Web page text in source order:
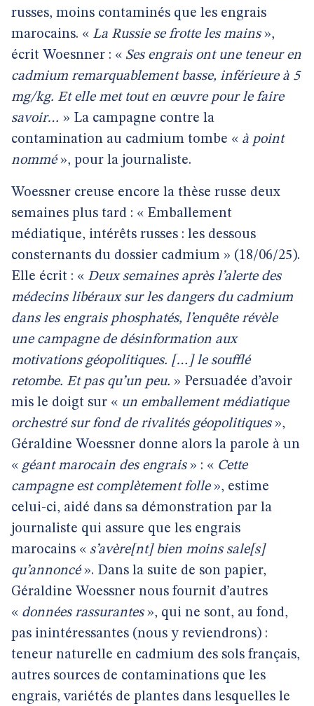
russes, moins contaminés que les engrais
marocains. « La Russie se frotte les mains»,
écrit Woesnner : « Ses engrais ont une teneur en
cadmium remarquablement basse, inférieure à 5
mg/kg. Et elle met tout en œuvre pour le faire
savoir… » La campagne contre la
contamination au cadmium tombe « à point
nommé», pour la journaliste.
Woessner creuse encore la thèse russe deux
semaines plus tard : « Emballement
médiatique, intérêts russes : les dessous
consternants du dossier cadmium » (18/06/25).
Elle écrit : « Deux semaines après l’alerte des
médecins libéraux sur les dangers du cadmium
dans les engrais phosphatés, l’enquête révèle
une campagne de désinformation aux
motivations géopolitiques. […] le soufflé
retombe. Et pas qu’un peu. » Persuadée d’avoir
mis le doigt sur « un emballement médiatique
orchestré sur fond de rivalités géopolitiques»,
Géraldine Woessner donne alors la parole à un
« géant marocain des engrais» : « Cette
campagne est complètement folle», estime
celui-ci, aidé dans sa démonstration par la
journaliste qui assure que les engrais
marocains « s’avère[nt] bien moins sale[s]
qu’annoncé». Dans la suite de son papier,
Géraldine Woessner nous fournit d’autres
« données rassurantes», qui ne sont, au fond,
pas inintéressantes (nous y reviendrons) :
teneur naturelle en cadmium des sols français,
autres sources de contaminations que les
engrais, variétés de plantes dans lesquelles le